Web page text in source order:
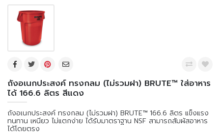
ถังอเนกประสงค์ ทรงกลม (ไม่รวมฝา) BRUTE™ ใส่อาหาร
ได้ 166.6 ลิตร สีแดง
ถังอเนกประสงค์ ทรงกลม (ไม่รวมฝา) BRUTE™ 166.6 ลิตร แข็งแรง
ทนทาน เหนียว ไม่แตกง่าย ได้รับมาตราฐาน NSF สามารถสัมผัสอาหาร
ได้โดยตรง